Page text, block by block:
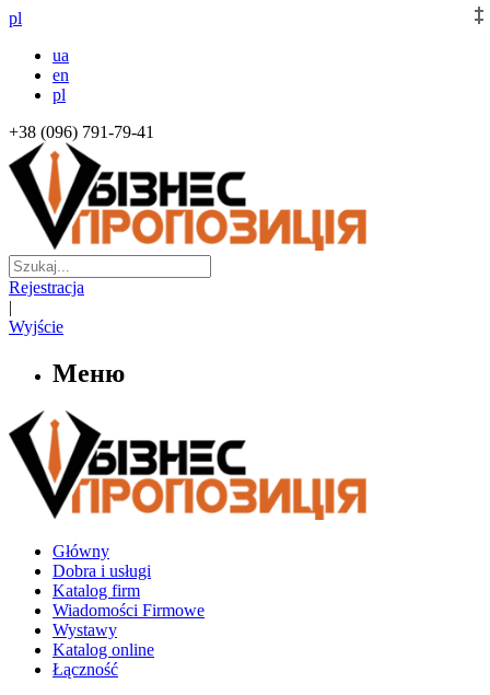
pl
ua
en
pl
+38 (096) 791-79-41
Rejestracja
|
Wyjście
Меню
Główny
Dobra i usługi
Katalog firm
Wiadomości Firmowe
Wystawy
Katalog online
Łączność